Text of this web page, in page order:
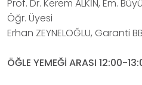
Prof. Dr. Kerem ALKİN, Em.
Öğr. Üyesi
Erhan ZEYNELOĞLU, Garanti
ÖĞLE YEMEĞİ ARASI 12:00-